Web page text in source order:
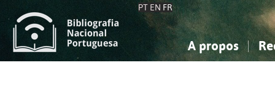
PT EN FR
A propos